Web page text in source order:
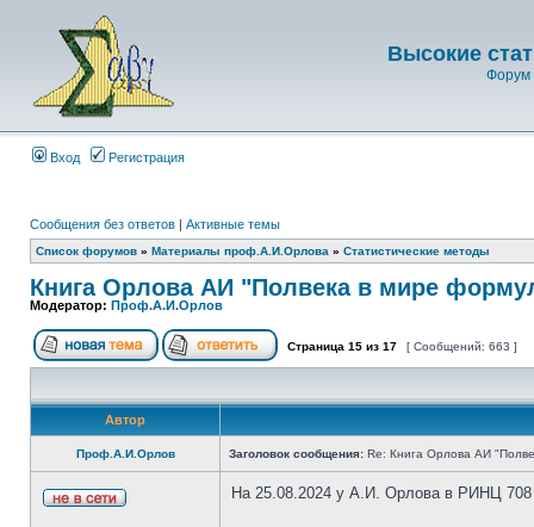
Высокие
Форум
Вход Регистрация
Сообщения без ответов | Активные темы
Список форумов » Материалы проф.А.И.Орлова » Статистические методы
Книга Орлова АИ "Полвека в мире
Модератор: Проф.А.И.Орлов
Страница 15 из 17 [ Сообщений: 663 ]
Автор
Проф.А.И.Орлов Заголовок сообщения: Re: Книга Орлова АИ
На 25.08.2024 у А.И. Орлова в РИНЦ 708